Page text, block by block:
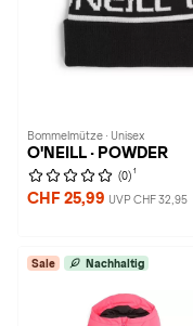
Bommelmütze · Unisex
O'NEILL · POWDER
(0) 1
CHF 25,99 UVP CHF 32,95
Sale Nachhaltig